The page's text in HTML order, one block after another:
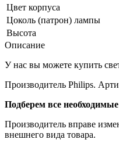
Цвет корпуса
Цоколь (патрон) лампы
Высота
Описание
У нас вы можете купить
Производитель Philips.
Подберем все
Производитель вправе
внешнего вида товара.